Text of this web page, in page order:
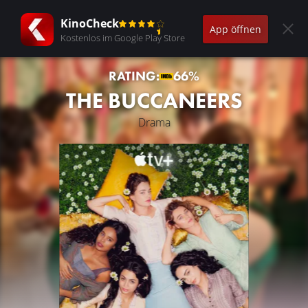
KinoCheck
Kostenlos im Google Play Store
App öffnen
RATING: 66%
THE BUCCANEERS
Drama